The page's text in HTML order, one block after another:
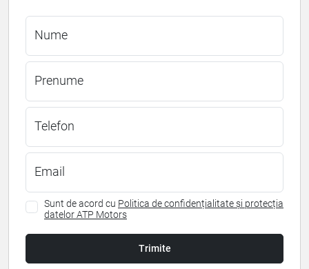
Nume
Prenume
Telefon
Email
Sunt de acord cu Politica de confidențialitate și protecția
datelor ATP Motors
Trimite